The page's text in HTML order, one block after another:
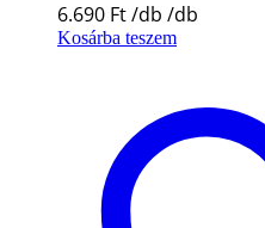
6.690 Ft
Kosárba teszem